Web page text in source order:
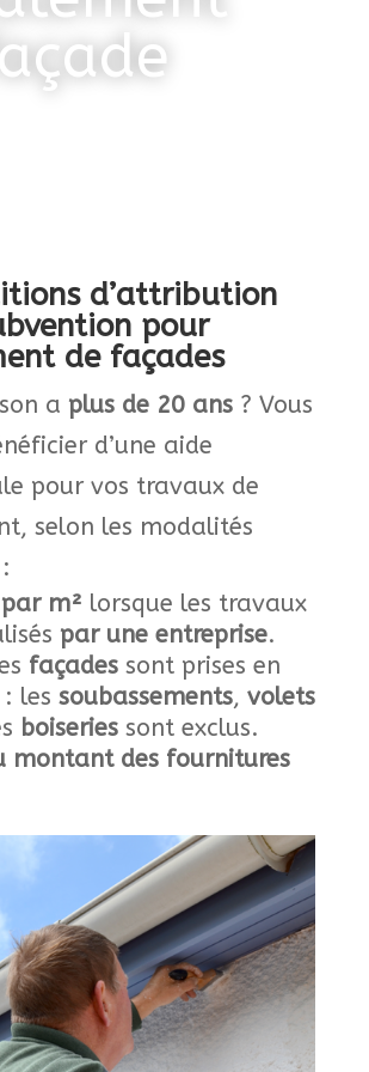
d’attribution
pour
de façades
a plus de 20 ans? Vous
d’une aide
pour vos travaux de
selon les modalités
m² lorsque les travaux
par une entreprise.
façadessont prises en
les soubassements, volets
boiseriessont exclus.
montant des fournitures